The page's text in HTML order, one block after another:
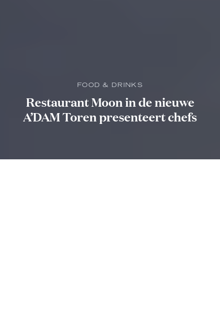
FOOD & DRINKS
Restaurant Moon in de nieuwe
A’DAM Toren presenteert chefs